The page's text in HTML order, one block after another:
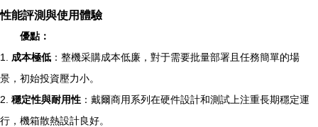
性能評測與使用體驗
優點：
1. 成本極低 ：整機采購成本低廉，對于需要批量部署且任務簡單的場
景，初始投資壓力小。
2. 穩定性與耐用性 ：戴爾商用系列在硬件設計和測試上注重長期穩定運
行，機箱散熱設計良好。